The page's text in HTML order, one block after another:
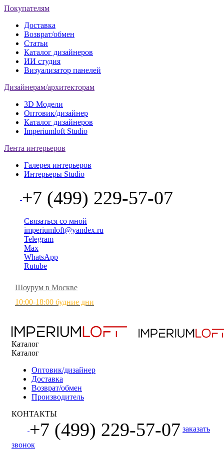
Покупателям
Доставка
Возврат/обмен
Статьи
Каталог дизайнеров
ИИ студия
Визуализатор панелей
Дизайнерам/архитекторам
3D Модели
Оптовик/дизайнер
Каталог дизайнеров
Imperiumloft Studio
Лента интерьеров
Галерея интерьеров
Интерьеры Studio
+7 (499) 229-57-07
Связаться со мной
imperiumloft@yandex.ru
Telegram
Max
WhatsApp
Rutube
Шоурум в Москве
10:00-18:00 будние дни
Каталог
Каталог
Оптовик/дизайнер
Доставка
Возврат/обмен
Производитель
КОНТАКТЫ
+7 (499) 229-57-07 заказать
звонок